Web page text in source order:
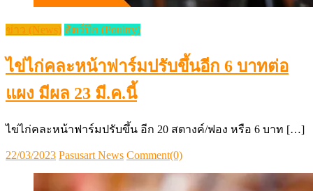
ข่าว (News) สัตว์ปีก (Poultry)
ไข่ไก่คละหน้าฟาร์มปรับขึ้นอีก 6 บาทต่อ
แผง มีผล 23 มี.ค.นี้
ไข่ไก่คละหน้าฟาร์มปรับขึ้น อีก 20 สตางค์/ฟอง หรือ 6 บาท […]
Posted
22/03/2023 Author
Pasusart News Comment(0)